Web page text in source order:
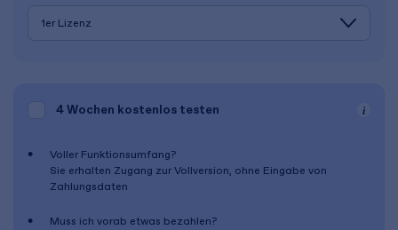
4 Wochen kostenlos testen
Voller Funktionsumfang?
Sie erhalten Zugang zur Vollversion, ohne Eingabe von
Zahlungsdaten
Muss ich vorab etwas bezahlen?